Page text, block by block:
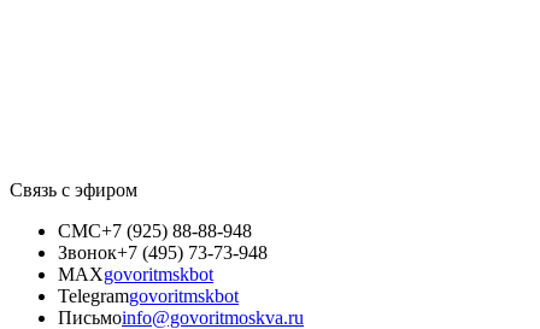
Связь с эфиром
СМС+7 (925) 88-88-948
Звонок+7 (495) 73-73-948
MAXgovoritmskbot
Telegramgovoritmskbot
Письмоinfo@govoritmoskva.ru